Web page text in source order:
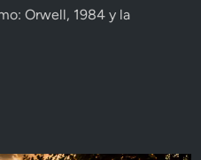
Orwell, 1984 y la